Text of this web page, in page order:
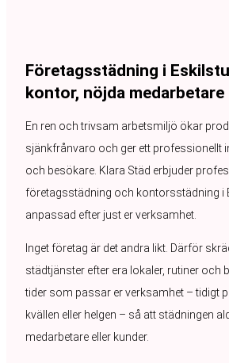
Företagsstädning i
kontor, nöjda medarbetare
En ren och trivsam arbetsmiljö ökar
sjänkfrånvaro och ger ett professionellt
och besökare. Klara Städ erbjuder
företagsstädning och kontorsstädning i
anpassad efter just er verksamhet.
Inget företag är det andra likt. Därför
städtjänster efter era lokaler, rutiner och
tider som passar er verksamhet – tidigt
kvällen eller helgen – så att städningen
medarbetare eller kunder.